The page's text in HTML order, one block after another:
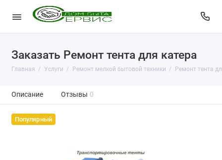
Заказать Ремонт тента для катера
Главная Услуги Ремонт мелкой бытовой техники Ремонт тента
Описание Отзывы 0
Популярный